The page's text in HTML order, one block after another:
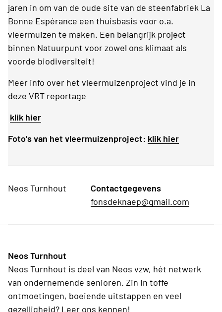
jaren in om van de oude site van de steenfabriek La
Bonne Espérance een thuisbasis voor o.a.
vleermuizen te maken. Een belangrijk project
binnen Natuurpunt voor zowel ons klimaat als
voorde biodiversiteit!
Meer info over het vleermuizenproject vind je in
deze VRT reportage
klik hier
Foto's van het vleermuizenproject: klik hier
Neos Turnhout
Contactgegevens
fonsdeknaep@gmail.com
Neos Turnhout
Neos Turnhout is deel van Neos vzw, hét netwerk
van ondernemende senioren. Zin in toffe
ontmoetingen, boeiende uitstappen en veel
gezelligheid? Leer ons kennen!